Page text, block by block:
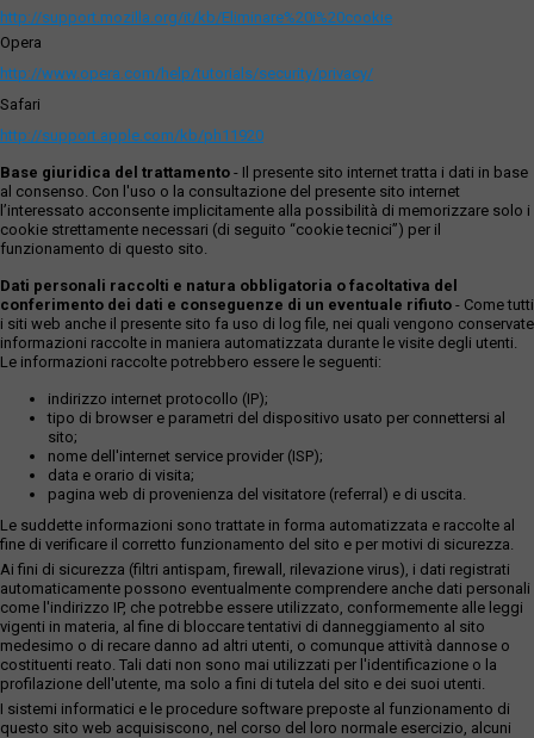
http://support.mozilla.org/it/kb/Eliminare%20i%20cookie
Opera
http://www.opera.com/help/tutorials/security/privacy/
Safari
http://support.apple.com/kb/ph11920
Base giuridica del trattamento - Il presente sito internet tratta i dati in base
al consenso. Con l'uso o la consultazione del presente sito internet
l’interessato acconsente implicitamente alla possibilità di memorizzare solo i
cookie strettamente necessari (di seguito “cookie tecnici”) per il
funzionamento di questo sito.
Dati personali raccolti e natura obbligatoria o facoltativa del
conferimento dei dati e conseguenze di un eventuale rifiuto - Come tutti
i siti web anche il presente sito fa uso di log file, nei quali vengono conservate
informazioni raccolte in maniera automatizzata durante le visite degli utenti.
Le informazioni raccolte potrebbero essere le seguenti:
indirizzo internet protocollo (IP);
tipo di browser e parametri del dispositivo usato per connettersi al
sito;
nome dell'internet service provider (ISP);
data e orario di visita;
pagina web di provenienza del visitatore (referral) e di uscita.
Le suddette informazioni sono trattate in forma automatizzata e raccolte al
fine di verificare il corretto funzionamento del sito e per motivi di sicurezza.
Ai fini di sicurezza (filtri antispam, firewall, rilevazione virus), i dati registrati
automaticamente possono eventualmente comprendere anche dati personali
come l'indirizzo IP, che potrebbe essere utilizzato, conformemente alle leggi
vigenti in materia, al fine di bloccare tentativi di danneggiamento al sito
medesimo o di recare danno ad altri utenti, o comunque attività dannose o
costituenti reato. Tali dati non sono mai utilizzati per l'identificazione o la
profilazione dell'utente, ma solo a fini di tutela del sito e dei suoi utenti.
I sistemi informatici e le procedure software preposte al funzionamento di
questo sito web acquisiscono, nel corso del loro normale esercizio, alcuni